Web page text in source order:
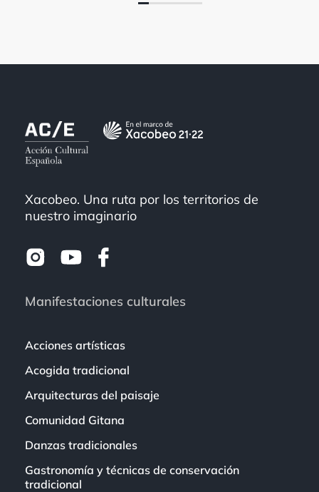
Xacobeo. Una ruta por los territorios de
nuestro imaginario
Manifestaciones culturales
Acciones artísticas
Acogida tradicional
Arquitecturas del paisaje
Comunidad Gitana
Danzas tradicionales
Gastronomía y técnicas de conservación
tradicional